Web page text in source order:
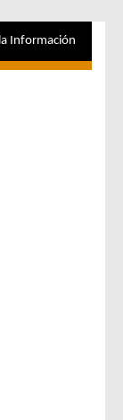
Información